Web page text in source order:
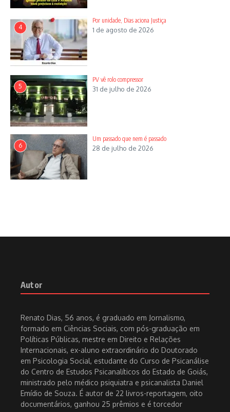
4
Por unidade, Dias aciona Justiça
1 de agosto de 2026
5
PV vê rolo compressor
31 de julho de 2026
6
Um passado que nem é passado
28 de julho de 2026
Autor
Renato Dias, 56 anos, é graduado em Jornalismo,
formado em Ciências Sociais, com pós-graduação em
Políticas Públicas, mestre em Direito e Relações
Internacionais, ex-aluno extraordinário do Doutorado
em Psicologia Social, estudante do Curso de Psicanálise
do Centro de Estudos Psicanalíticos do Estado de Goiás,
ministrado pelo médico psiquiatra e psicanalista Daniel
Emídio de Souza. É autor de 22 livros-reportagem, oito
documentários, ganhou 25 prêmios e é torcedor